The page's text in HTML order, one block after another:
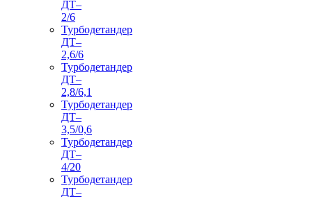
ДТ–
2/6
Турбодетандер
ДТ–
2,6/6
Турбодетандер
ДТ–
2,8/6,1
Турбодетандер
ДТ–
3,5/0,6
Турбодетандер
ДТ–
4/20
Турбодетандер
ДТ–